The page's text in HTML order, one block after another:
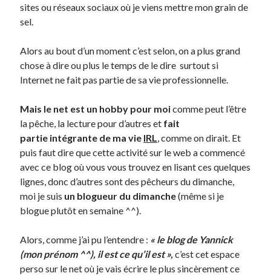
Entretien ménager dans
T’as vu quoi ? #52
JF
dans
C’était pas mieux avant… à Lyon
Anthony
dans Comment j’ai opéré ma vélorution toute personnelle
Renaud Ducher
dans
Comment j’ai opéré ma vélorution toute
personnelle
On parle de quoi ?
A Lyon
Bon plan du dimanche
Daddy
Engagé
Geek
sites ou réseaux sociaux où je viens mettre mon grain de
sel.
Alors au bout d’un moment c’est selon, on a plus grand
chose à dire ou plus le temps de le dire surtout si
Internet ne fait pas partie de sa vie professionnelle.
Mais le net est un hobby pour moicomme peut l’être
la pêche, la lecture pour d’autres et fait
partie intégrante de ma vie IRL, comme on dirait. Et
puis faut dire que cette activité sur le web a commencé
avec ce blog où vous vous trouvez en lisant ces quelques
lignes, donc d’autres sont des pêcheurs du dimanche,
moi je suis un blogueur du dimanche(même si je
blogue plutôt en semaine ^^).
Alors, comme j’ai pu l’entendre : « le blog de Yannick
(mon prénom ^^), il est ce qu’il est »,c’est cet espace
perso sur le net où je vais écrire le plus sincèrement ce